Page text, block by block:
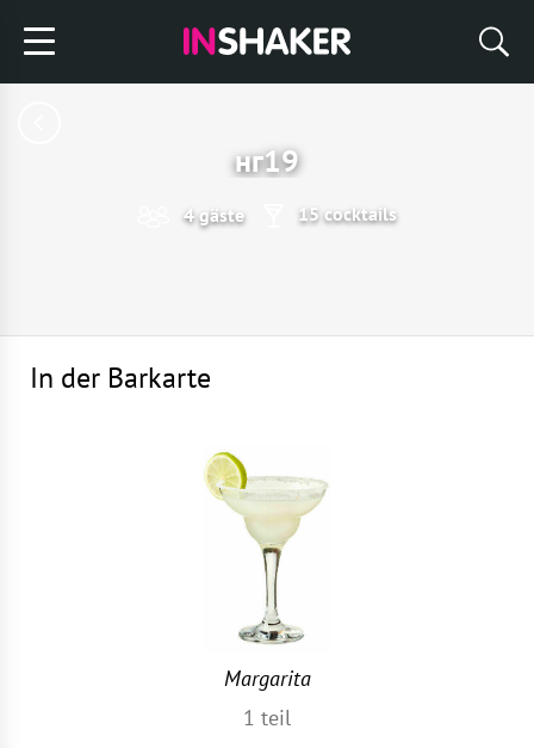
нг19
4 gäste 15 cocktails
In der Barkarte
Margarita
1 teil